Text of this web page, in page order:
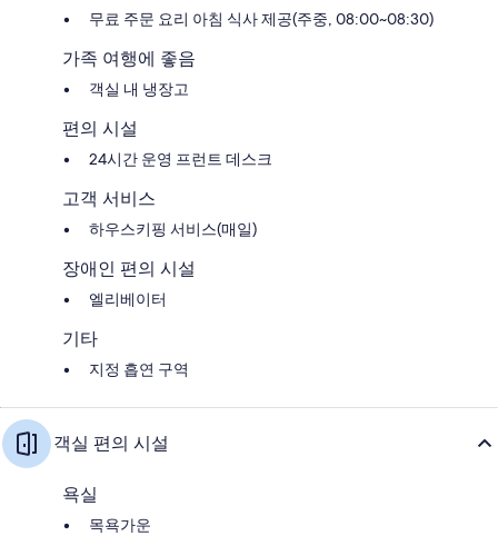
무료 주문 요리 아침 식사 제공(주중, 08:00~08:30)
가족 여행에 좋음
객실 내 냉장고
편의 시설
24시간 운영 프런트 데스크
고객 서비스
하우스키핑 서비스(매일)
장애인 편의 시설
엘리베이터
기타
지정 흡연 구역
객실 편의 시설
욕실
목욕가운